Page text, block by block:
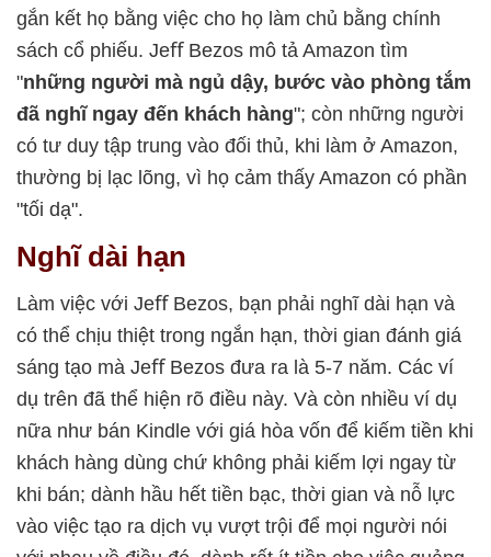
gắn kết họ bằng việc cho họ làm chủ bằng chính
sách cổ phiếu. Jeﬀ Bezos mô tả Amazon tìm
"những người mà ngủ dậy, bước vào phòng tắm
đã nghĩ ngay đến khách hàng"; còn những người
có tư duy tập trung vào đối thủ, khi làm ở Amazon,
thường bị lạc lõng, vì họ cảm thấy Amazon có phần
"tối dạ".
Nghĩ dài hạn
Làm việc với Jeﬀ Bezos, bạn phải nghĩ dài hạn và
có thể chịu thiệt trong ngắn hạn, thời gian đánh giá
sáng tạo mà Jeﬀ Bezos đưa ra là 5-7 năm. Các ví
dụ trên đã thể hiện rõ điều này. Và còn nhiều ví dụ
nữa như bán Kindle với giá hòa vốn để kiếm tiền khi
khách hàng dùng chứ không phải kiếm lợi ngay từ
khi bán; dành hầu hết tiền bạc, thời gian và nỗ lực
vào việc tạo ra dịch vụ vượt trội để mọi người nói